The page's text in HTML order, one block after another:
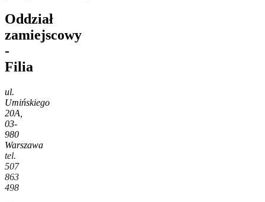
Oddział
zamiejscowy
-
Filia
ul.
Umińskiego
20A,
03-
980
Warszawa
tel.
507
863
498